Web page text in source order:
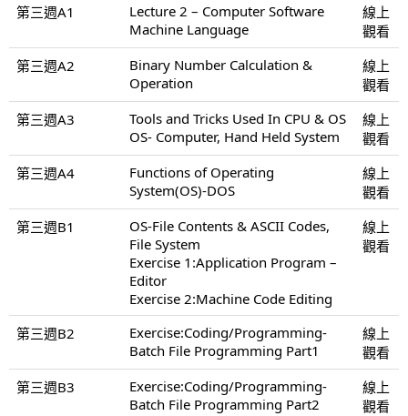
第三週A1
Lecture 2 – Computer Software
Machine Language
線上
觀看
第三週A2
Binary Number Calculation &
Operation
線上
觀看
第三週A3
Tools and Tricks Used In CPU & OS
OS- Computer, Hand Held System
線上
觀看
第三週A4
Functions of Operating
System(OS)-DOS
線上
觀看
第三週B1
OS-File Contents & ASCII Codes,
File System
Exercise 1:Application Program –
Editor
Exercise 2:Machine Code Editing
線上
觀看
第三週B2
Exercise:Coding/Programming-
Batch File Programming Part1
線上
觀看
第三週B3
Exercise:Coding/Programming-
Batch File Programming Part2
線上
觀看